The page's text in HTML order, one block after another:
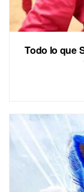
Todo lo que